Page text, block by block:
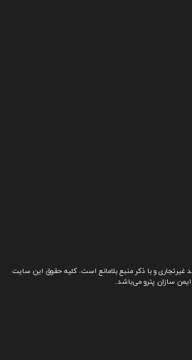
و با ذکر منبع بلامانع است. کلیه حقوق این سایت
سازان پترو می‌باشد.